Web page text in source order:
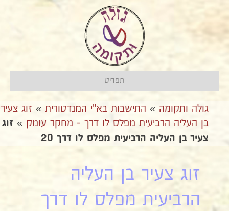
תפריט
גולה ותקומה » התישבות בא"י המנדטורית » זוג צעיר
בן העליה הרביעית מפלס לו דרך - מחקר עומק » זוג
צעיר בן העליה הרביעית מפלס לו דרך 20
זוג צעיר בן העליה
הרביעית מפלס לו דרך